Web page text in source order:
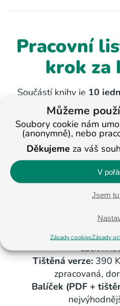
Můžeme
Soubory cookie nám
(anonymně), nebo
Děkujeme za váš
V
Jsem
Zásady cookiesZásady
Pracovní
krok za
Součástí knihy je 10
, které můžete
zastavit se, uvědomit si
je přenášet do
důležitých krocích,
PDF verze:290 Kč –
začít
Tištěná verze:390
zpracovaná,
Balíček (PDF +